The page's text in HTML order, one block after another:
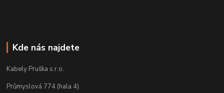
Kde nás najdete
Kabely Pruška s.r.o.
Průmyslová 774 (hala 4)